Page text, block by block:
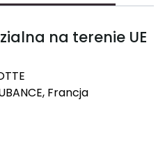
na terenie UE
Francja